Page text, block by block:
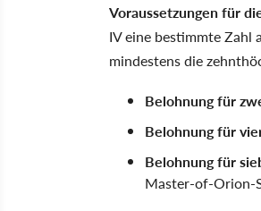
Voraussetzungen für
IV eine bestimmte Zahl
mindestens die
Belohnung für
Belohnung für
Belohnung für
Master-of-Orion-